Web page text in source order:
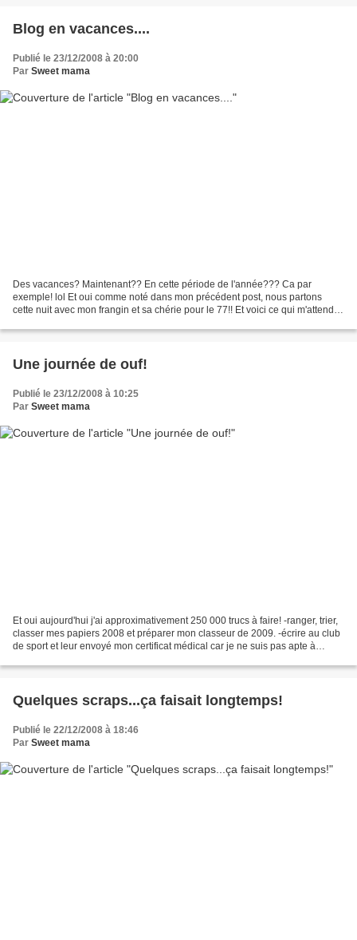
Blog en vacances....
Publié le 23/12/2008 à 20:00
Par Sweet mama
Des vacances? Maintenant?? En cette période de l'année??? Ca par
exemple! lol Et oui comme noté dans mon précédent post, nous partons
cette nuit avec mon frangin et sa chérie pour le 77!! Et voici ce qui m'attend là
Une journée de ouf!
Publié le 23/12/2008 à 10:25
Par Sweet mama
Et oui aujourd'hui j'ai approximativement 250 000 trucs à faire! -ranger, trier,
classer mes papiers 2008 et préparer mon classeur de 2009. -écrire au club
de sport et leur envoyé mon certificat médical car je ne suis pas apte à
Quelques scraps...ça faisait longtemps!
Publié le 22/12/2008 à 18:46
Par Sweet mama